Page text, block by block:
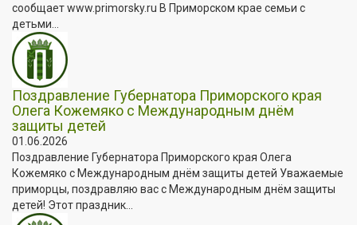
сообщает www.primorsky.ru В Приморском крае семьи с
детьми...
Поздравление Губернатора Приморского края
Олега Кожемяко с Международным днём
защиты детей
01.06.2026
Поздравление Губернатора Приморского края Олега
Кожемяко с Международным днём защиты детей Уважаемые
приморцы, поздравляю вас с Международным днём защиты
детей! Этот праздник...